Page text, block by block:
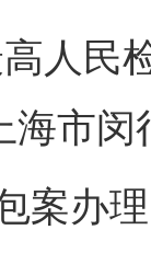
民检
海市
办理